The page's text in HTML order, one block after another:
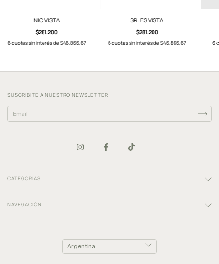
NIC VISTA
$281.200
6cuotas sin interés de$46.866,67
SR. ES VISTA
$281.200
6cuotas sin interés de$46.866,67 6
SUSCRIBITE A NUESTRO NEWSLETTER
CATEGORÍAS
NAVEGACIÓN